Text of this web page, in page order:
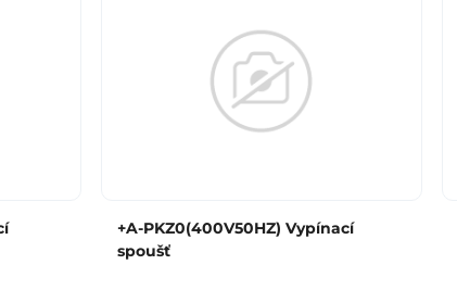
+A-PKZ0(400V50HZ) Vypínací
spoušť